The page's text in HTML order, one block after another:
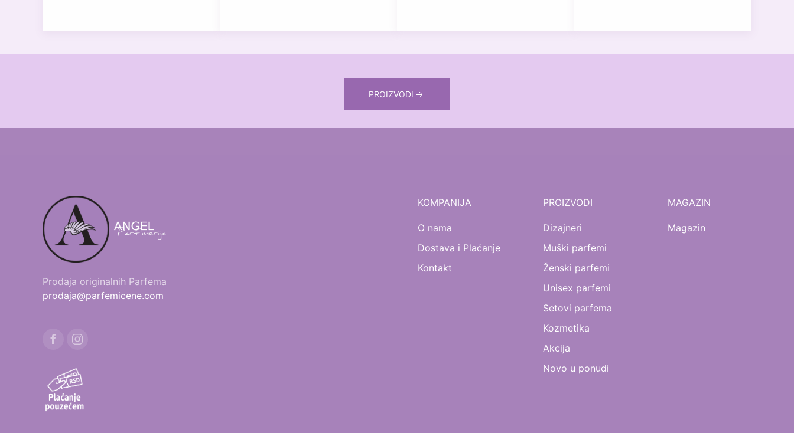
PROIZVODI
Prodaja originalnih Parfema
prodaja@parfemicene.com
KOMPANIJA
O nama
Dostava i Plaćanje
Kontakt
PROIZVODI
Dizajneri
Muški parfemi
Ženski parfemi
Unisex parfemi
Setovi parfema
Kozmetika
Akcija
Novo u ponudi
MAGAZIN
Magazin